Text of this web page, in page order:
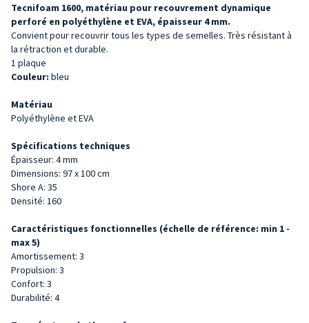
Tecnifoam 1600, matériau pour recouvrement dynamique
perforé en polyéthylène et EVA, épaisseur 4 mm.
Convient pour recouvrir tous les types de semelles. Très résistant à
la rétraction et durable.
1 plaque
Couleur: bleu
Matériau
Polyéthylène et EVA
Spécifications techniques
Épaisseur: 4 mm
Dimensions: 97 x 100 cm
Shore A: 35
Densité: 160
Caractéristiques fonctionnelles (échelle de référence: min 1 -
max 5)
Amortissement: 3
Propulsion: 3
Confort: 3
Durabilité: 4